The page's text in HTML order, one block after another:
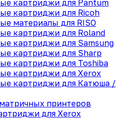
картриджи для Pantum
картриджи для Ricoh
материалы для RISO
картриджи для Roland
картриджи для Samsung
картриджи для Sharp
картриджи для Toshiba
картриджи для Xerox
картриджи для Катюша /
принтеров
для Xerox